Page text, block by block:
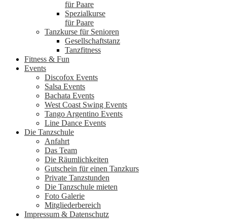
für Paare
Spezialkurse
für Paare
Tanzkurse für Senioren
Gesellschaftstanz
Tanzfitness
Fitness & Fun
Events
Discofox Events
Salsa Events
Bachata Events
West Coast Swing Events
Tango Argentino Events
Line Dance Events
Die Tanzschule
Anfahrt
Das Team
Die Räumlichkeiten
Gutschein für einen Tanzkurs
Private Tanzstunden
Die Tanzschule mieten
Foto Galerie
Mitgliederbereich
Impressum & Datenschutz